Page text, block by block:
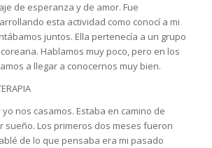
de esperanza y de amor. Fue
esta actividad como conocí a mi
juntos. Ella pertenecía a un grupo
Hablamos muy poco, pero en los
a llegar a conocernos muy bien.
yo nos casamos. Estaba en camino de
sueño. Los primeros dos meses fueron
de lo que pensaba era mi pasado